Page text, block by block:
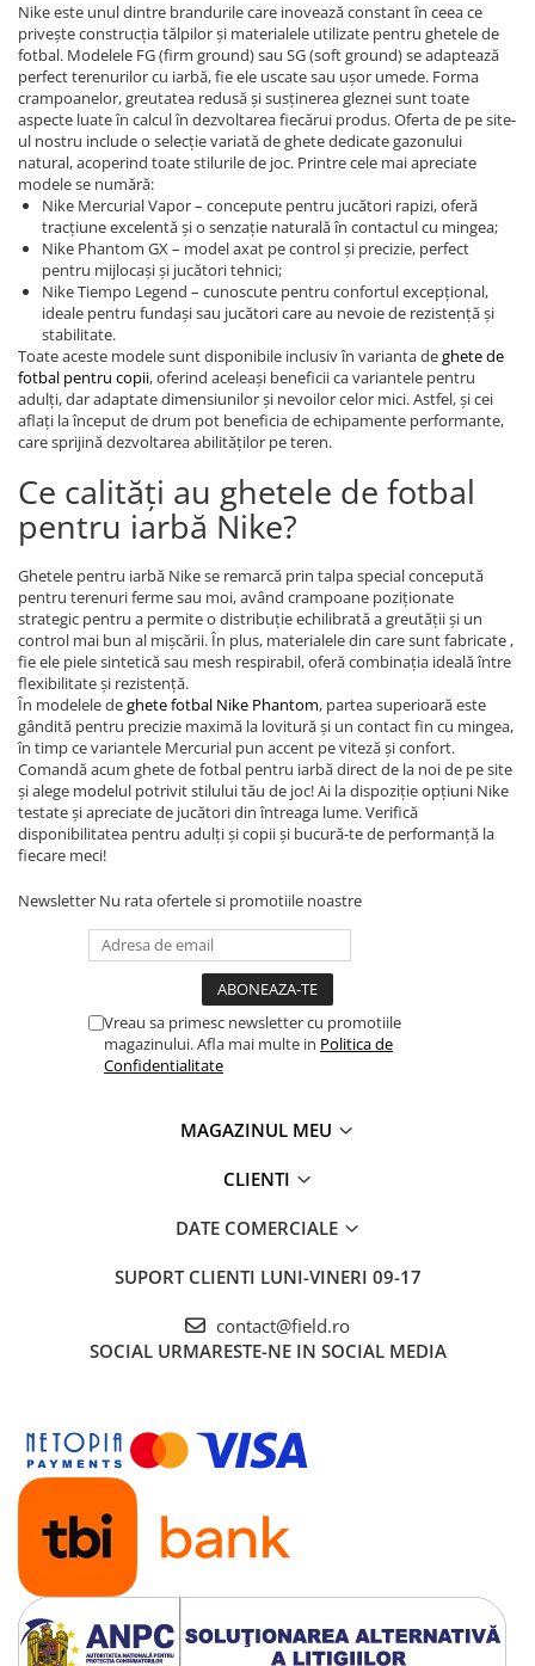
Nike este unul dintre brandurile care inovează constant în ceea ce
privește construcția tălpilor și materialele utilizate pentru ghetele de
fotbal. Modelele FG (firm ground) sau SG (soft ground) se adaptează
perfect terenurilor cu iarbă, fie ele uscate sau ușor umede. Forma
crampoanelor, greutatea redusă și susținerea gleznei sunt toate
aspecte luate în calcul în dezvoltarea fiecărui produs. Oferta de pe site-
ul nostru include o selecție variată de ghete dedicate gazonului
natural, acoperind toate stilurile de joc. Printre cele mai apreciate
modele se numără:
Nike Mercurial Vapor – concepute pentru jucători rapizi, oferă
tracțiune excelentă și o senzație naturală în contactul cu mingea;
Nike Phantom GX – model axat pe control și precizie, perfect
pentru mijlocași și jucători tehnici;
Nike Tiempo Legend – cunoscute pentru confortul excepțional,
ideale pentru fundași sau jucători care au nevoie de rezistență și
stabilitate.
Toate aceste modele sunt disponibile inclusiv în varianta deghete de
fotbal pentru copii, oferind aceleași beneficii ca variantele pentru
adulți, dar adaptate dimensiunilor și nevoilor celor mici. Astfel, și cei
aflați la început de drum pot beneficia de echipamente performante,
care sprijină dezvoltarea abilităților pe teren.
Ce calități au ghetele de fotbal
pentru iarbă Nike?
Ghetele pentru iarbă Nike se remarcă prin talpa special concepută
pentru terenuri ferme sau moi, având crampoane poziționate
strategic pentru a permite o distribuție echilibrată a greutății și un
control mai bun al mișcării. În plus, materialele din care sunt fabricate ,
fie ele piele sintetică sau mesh respirabil, oferă combinația ideală între
flexibilitate și rezistență.
În modelele deghete fotbal Nike Phantom, partea superioară este
gândită pentru precizie maximă la lovitură și un contact fin cu mingea,
în timp ce variantele Mercurial pun accent pe viteză și confort.
Comandă acum ghete de fotbal pentru iarbă direct de la noi de pe site
și alege modelul potrivit stilului tău de joc! Ai la dispoziție opțiuni Nike
testate și apreciate de jucători din întreaga lume. Verifică
disponibilitatea pentru adulți și copii și bucură-te de performanță la
fiecare meci!
Newsletter Nu rata ofertele si promotiile noastre
Vreau sa primesc newsletter cu promotiile
magazinului. Afla mai multe in Politica de
Confidentialitate
MAGAZINUL MEU
CLIENTI
DATE COMERCIALE
SUPORT CLIENTI LUNI-VINERI 09-17
contact@field.ro
SOCIAL URMARESTE-NE IN SOCIAL MEDIA